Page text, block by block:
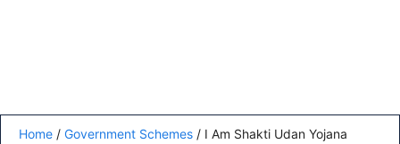
Home / Government Schemes / I Am Shakti Udan Yojana